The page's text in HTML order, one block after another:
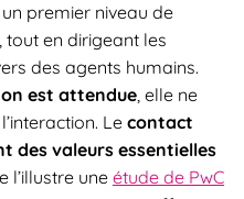
premier niveau de
en dirigeant les
des agents humains.
est attendue, elle ne
Le contact
des valeurs essentielles
l’illustre une étude de PwC